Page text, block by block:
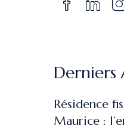
Derniers
Résidence
Maurice :